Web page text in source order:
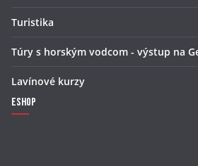
Turistika
Túry s horským vodcom - výstup na
Lavínové kurzy
Eshop